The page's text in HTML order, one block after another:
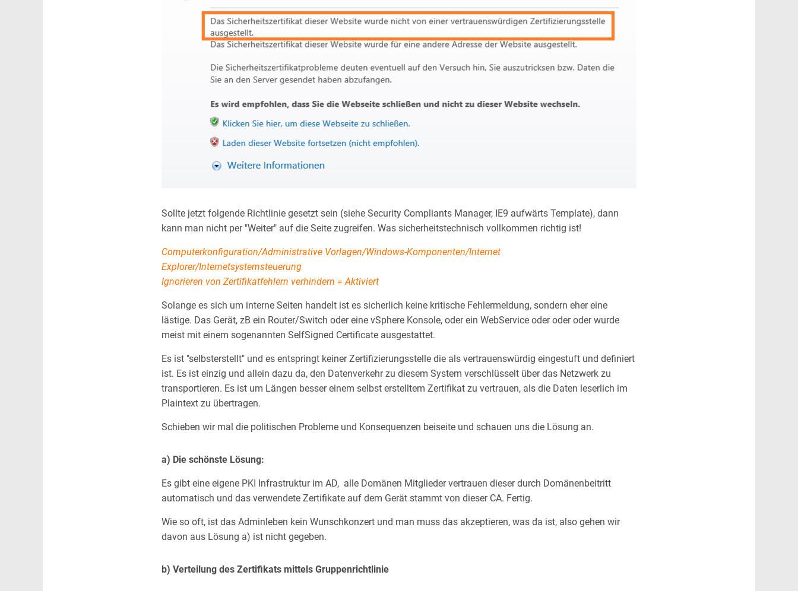
Sollte jetzt folgende Richtlinie gesetzt sein (siehe Security Compliants Manager, IE9 aufwärts Template), dann
kann man nicht per "Weiter" auf die Seite zugreifen. Was sicherheitstechnisch vollkommen richtig ist!
Computerkonfiguration/Administrative Vorlagen/Windows-Komponenten/Internet
Explorer/Internetsystemsteuerung
Ignorieren von Zertifikatfehlern verhindern = Aktiviert
Solange es sich um interne Seiten handelt ist es sicherlich keine kritische Fehlermeldung, sondern eher eine
lästige. Das Gerät, zB ein Router/Switch oder eine vSphere Konsole, oder ein WebService oder oder oder wurde
meist mit einem sogenannten SelfSigned Certificate ausgestattet.
Es ist "selbsterstellt" und es entspringt keiner Zertifizierungsstelle die als vertrauenswürdig eingestuft und definiert
ist. Es ist einzig und allein dazu da, den Datenverkehr zu diesem System verschlüsselt über das Netzwerk zu
transportieren. Es ist um Längen besser einem selbst erstelltem Zertifikat zu vertrauen, als die Daten leserlich im
Plaintext zu übertragen.
Schieben wir mal die politischen Probleme und Konsequenzen beiseite und schauen uns die Lösung an.
a) Die schönste Lösung:
Es gibt eine eigene PKI Infrastruktur im AD, alle Domänen Mitglieder vertrauen dieser durch Domänenbeitritt
automatisch und das verwendete Zertifikate auf dem Gerät stammt von dieser CA. Fertig.
Wie so oft, ist das Adminleben kein Wunschkonzert und man muss das akzeptieren, was da ist, also gehen wir
davon aus Lösung a) ist nicht gegeben.
b) Verteilung des Zertifikats mittels Gruppenrichtlinie